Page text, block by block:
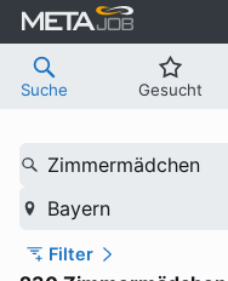
Suche Gesucht
Zimmermädchen
Bayern
Filter